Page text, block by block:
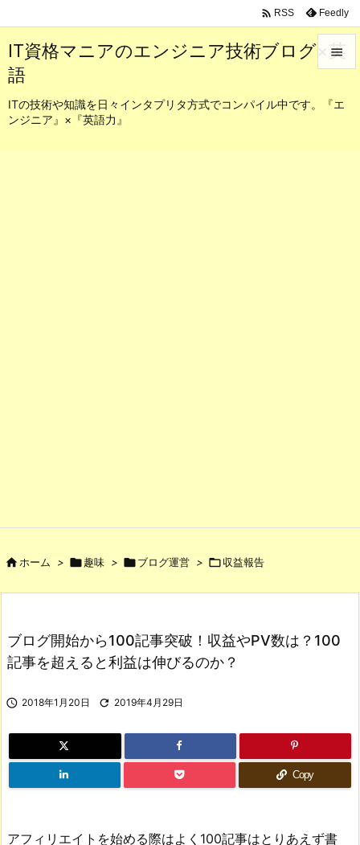
IT資格マニアのエンジニア技術ブログ×英
語
ITの技術や知識を日々インタプリタ方式でコンパイル中です。『エ
ンジニア』×『英語力』

メニュ
 RSS Feedly
ホーム > 趣味 > ブログ運営 > 収益報告
ブログ開始から100記事突破！収益やPV数は？100
記事を超えると利益は伸びるのか？
 2018年1月20日  2019年4月29日
Copy
アフィリエイトを始める際はよく100記事はとりあえず書